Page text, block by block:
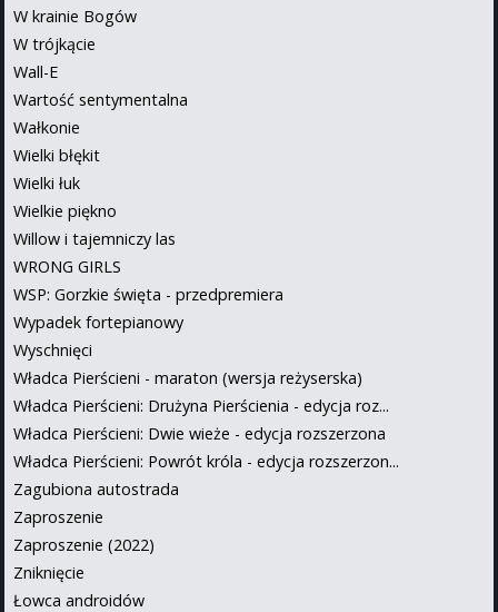
W krainie Bogów
W trójkącie
Wall-E
Wartość sentymentalna
Wałkonie
Wielki błękit
Wielki łuk
Wielkie piękno
Willow i tajemniczy las
WRONG GIRLS
WSP: Gorzkie święta - przedpremiera
Wypadek fortepianowy
Wyschnięci
Władca Pierścieni - maraton (wersja reżyserska)
Władca Pierścieni: Drużyna Pierścienia - edycja roz...
Władca Pierścieni: Dwie wieże - edycja rozszerzona
Władca Pierścieni: Powrót króla - edycja rozszerzon...
Zagubiona autostrada
Zaproszenie
Zaproszenie (2022)
Zniknięcie
Łowca androidów